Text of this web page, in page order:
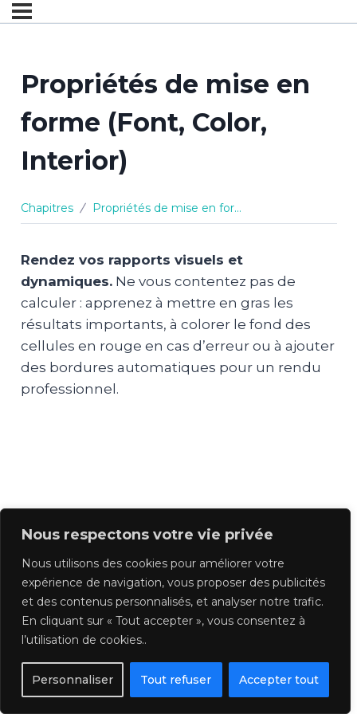
Nous respectons votre vie privée
Nous utilisons des cookies pour améliorer votre
expérience de navigation, vous proposer des publicités
et des contenus personnalisés, et analyser notre trafic.
En cliquant sur « Tout accepter », vous consentez à
l’utilisation de cookies..
Personnaliser Tout refuser Accepter tout
Propriétés de mise en
forme (Font, Color,
Interior)
Chapitres Propriétés de mise en forme (Font, Color, Interior)
Rendez vos rapports visuels et
dynamiques.Ne vous contentez pas de
calculer : apprenez à mettre en gras les
résultats importants, à colorer le fond des
cellules en rouge en cas d’erreur ou à ajouter
des bordures automatiques pour un rendu
professionnel.